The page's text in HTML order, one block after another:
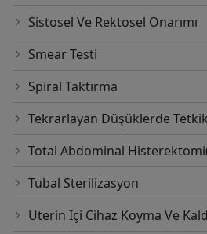
Sistosel Ve Rektosel Onarımı
Smear Testi
Spiral Taktırma
Tekrarlayan Düşüklerde
Total Abdominal
Tubal Sterilizasyon
Uterin Içi Cihaz Koyma Ve